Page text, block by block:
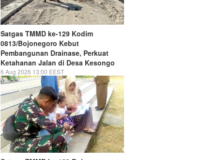
Satgas TMMD ke-129 Kodim
0813/Bojonegoro Kebut
Pembangunan Drainase, Perkuat
Ketahanan Jalan di Desa Kesongo
6 Aug 2026 13:00 EEST